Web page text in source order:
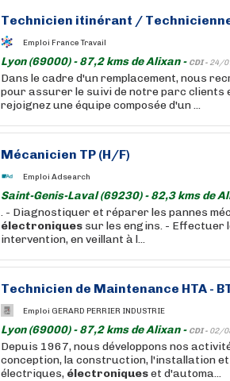
Technicien itinérant /
Emploi France Travail
Lyon (69000) - 87,2 kms de Alixan - CDI - 24/
Dans le cadre d'un remplacement, nous
pour assurer le suivi de notre parc clients
rejoignez une équipe composée d'un ...
Mécanicien TP (H/F)
Emploi Adsearch
Saint-Genis-Laval (69230) - 82,3 kms de
. - Diagnostiquer et réparer les pannes
électroniques sur les engins. - Effectuer
intervention, en veillant à l...
Technicien de Maintenance HTA -
Emploi GERARD PERRIER INDUSTRIE
Lyon (69000) - 87,2 kms de Alixan - CDI - 02/
Depuis 1967, nous développons nos
conception, la construction, l'installation
électriques, électroniqueset d'automa...